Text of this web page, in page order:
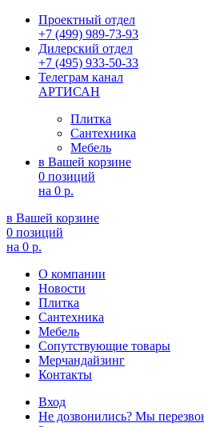
Проектный отдел
+7 (499) 989-73-93
Дилерский отдел
+7 (495) 933-50-33
Телеграм канал
АРТИСАН
Плитка
Сантехника
Мебель
в Вашей корзине
0 позиций
на 0 р.
в Вашей корзине
0 позиций
на 0 р.
О компании
Новости
Плитка
Сантехника
Мебель
Сопутствующие товары
Мерчандайзинг
Контакты
Вход
Не дозвонились? Мы